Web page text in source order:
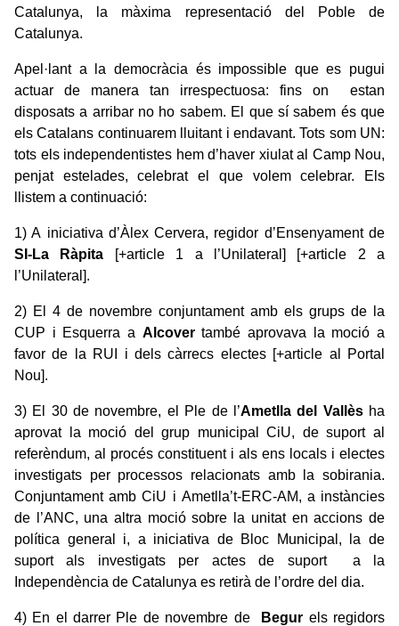
Catalunya, la màxima representació del Poble de
Catalunya.
Apel·lant a la democràcia és impossible que es pugui
actuar de manera tan irrespectuosa: fins on estan
disposats a arribar no ho sabem. El que sí sabem és que
els Catalans continuarem lluitant i endavant. Tots som UN:
tots els independentistes hem d’haver xiulat al Camp Nou,
penjat estelades, celebrat el que volem celebrar. Els
llistem a continuació:
1) A iniciativa d’Àlex Cervera, regidor d’Ensenyament de
SI-La Ràpita
[+article 1 a l’Unilateral]
[+article 2 a
l’Unilateral].
2) El 4 de novembre conjuntament amb els grups de la
CUP i Esquerra a Alcovertambé aprovava la moció a
favor de la RUI i dels càrrecs electes [+article al Portal
Nou].
3) El 30 de novembre, el Ple de l’Ametlla del Vallèsha
aprovat la moció del grup municipal CiU, de suport al
referèndum, al procés constituent i als ens locals i electes
investigats per processos relacionats amb la sobirania.
Conjuntament amb CiU i Ametlla’t-ERC-AM, a instàncies
de l’ANC, una altra moció sobre la unitat en accions de
política general i, a iniciativa de Bloc Municipal, la de
suport als investigats per actes de suport a la
Independència de Catalunya es retirà de l’ordre del dia.
4) En el darrer Ple de novembre de Begur els regidors